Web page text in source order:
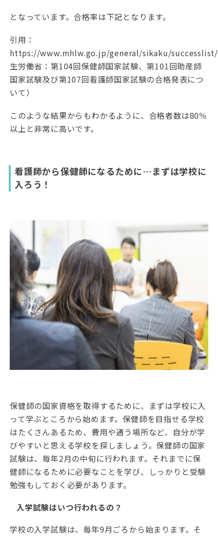
となっています。合格率は下記となります。
引用：
https://www.mhlw.go.jp/general/sikaku/
生労働省：第104回保健師国家試験、第101回助産師
国家試験及び第107回看護師国家試験の合格発表につ
いて）
このような結果からもわかるように、合格者数は80％
以上と非常に高いです。
看護師から保健師になるために…まずは学校に
入ろう！
保健師の国家資格を取得するために、まずは学校に入
って学ぶところから始めます。保健師を目指せる学校
はたくさんあるため、費用や通う場所など、自分が学
びやすいと思える学校を探しましょう。保健師の国家
試験は、毎年2月の中旬に行われます。それまでに保
健師になるために必要なことを学び、しっかりと受験
勉強もしておく必要があります。
入学試験はいつ行われるの？
学校の入学試験は、毎年9月ごろから始まります。そ